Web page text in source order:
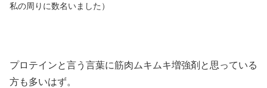
私の周りに数名いました）
プロテインと言う言葉に筋肉ムキムキ増強剤と思っている
方も多いはず。